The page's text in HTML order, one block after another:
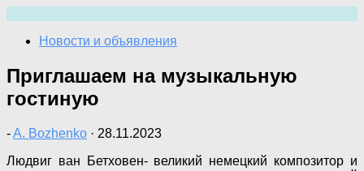
содержимому
Новости и объявления
Приглашаем на музыкальную
гостиную
-A. Bozhenko · 28.11.2023
Людвиг ван Бетховен- великий немецкий композитор и